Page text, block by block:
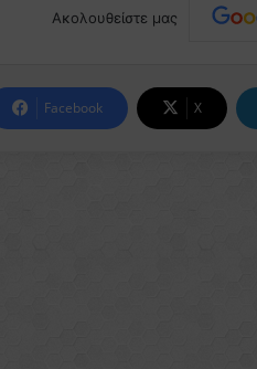
Ακολουθείστε μας
Facebook X